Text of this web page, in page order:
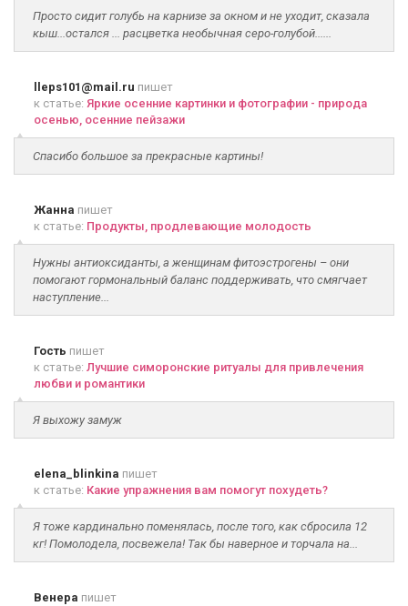
Просто сидит голубь на карнизе за окном и не уходит, сказала
кыш...остался ... расцветка необычная серо-голубой......
lleps101@mail.ru пишет
к статье: Яркие осенние картинки и фотографии - природа
осенью, осенние пейзажи
Спасибо большое за прекрасные картины!
Жанна пишет
к статье: Продукты, продлевающие молодость
Нужны антиоксиданты, а женщинам фитоэстрогены – они
помогают гормональный баланс поддерживать, что смягчает
наступление...
Гость пишет
к статье: Лучшие симоронские ритуалы для привлечения
любви и романтики
Я выхожу замуж
elena_blinkina пишет
к статье: Какие упражнения вам помогут похудеть?
Я тоже кардинально поменялась, после того, как сбросила 12
кг! Помолодела, посвежела! Так бы наверное и торчала на...
Венера пишет